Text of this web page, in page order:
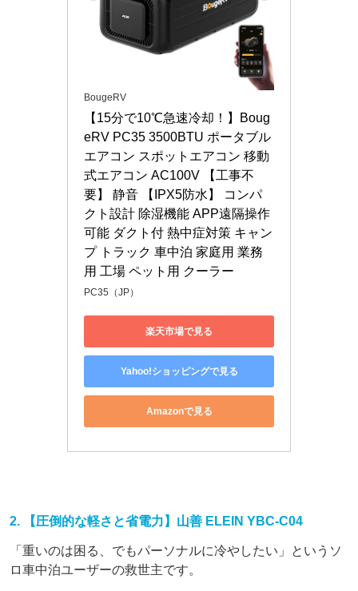
BougeRV
【15分で10℃急速冷却！】Boug
eRV PC35 3500BTU ポータブル
エアコン スポットエアコン 移動
式エアコン AC100V 【工事不
要】 静音 【IPX5防水】 コンパ
クト設計 除湿機能 APP遠隔操作
可能 ダクト付 熱中症対策 キャン
プ トラック 車中泊 家庭用 業務
用 工場 ペット用 クーラー
PC35（JP）
楽天市場で見る
Yahoo!ショッピングで見る
Amazonで見る
2. 【圧倒的な軽さと省電力】山善 ELEIN YBC-C04
「重いのは困る、でもパーソナルに冷やしたい」というソ
ロ車中泊ユーザーの救世主です。